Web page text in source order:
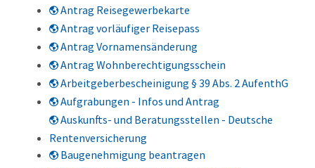
Antrag Reisegewerbekarte
Antrag vorläufiger Reisepass
Antrag Vornamensänderung
Antrag Wohnberechtigungsschein
Arbeitgeberbescheinigung § 39 Abs. 2 AufenthG
Aufgrabungen - Infos und Antrag
Auskunfts- und Beratungsstellen - Deutsche
Rentenversicherung
Baugenehmigung beantragen